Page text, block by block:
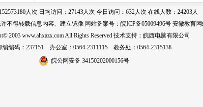
152573180人次 日均访问： 27143人次 今日访问： 632人次 在线人数： 24203人
不得转载信息内容、建立镜像 网站备案号： 皖ICP备05009496号 安徽教育
2003 www.ahxazx.com All Rights Reserved 技术支持：皖西电脑有限公司
编编码：237151 办公室：0564-2311115 教务处：0564-2315138
皖公网安备 34150202000156号